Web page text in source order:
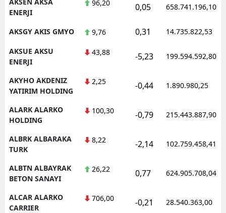
ENERJI
96,20 0,05 658.741.196,10
AKSGY AKIS GMYO 9,76 0,31 14.735.822,53
AKSUE AKSU
ENERJI
43,88 -5,23 199.594.592,80
AKYHO AKDENIZ
YATIRIM HOLDING
2,25 -0,44 1.890.980,25
ALARK ALARKO
HOLDING
100,30 -0,79 215.443.887,90
ALBRK ALBARAKA
TURK
8,22 -2,14 102.759.458,41
ALBTN ALBAYRAK
BETON SANAYI
26,22 0,77 624.905.708,04
ALCAR ALARKO
CARRIER
706,00 -0,21 28.540.363,00